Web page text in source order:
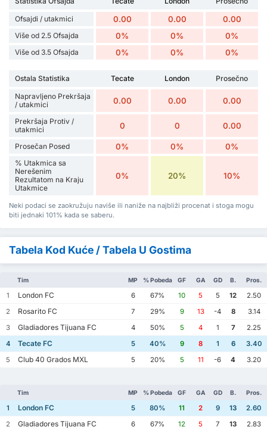
Ofsajdi / utakmici
0.00 0.00 0.00
Više od 2.5 Ofsajda 0% 0% 0%
Više od 3.5 Ofsajda 0% 0% 0%
Ostala Statistika Tecate London
Prosečno
Napravljeno Prekršaja
/ utakmici
0.00 0.00 0.00
Prekršaja Protiv /
utakmici
0 0 0.00
Prosečan Posed 0% 0% 0%
% Utakmica sa
Nerešenim
Rezultatom na Kraju
Utakmice
0% 20% 10%
Neki podaci se zaokružuju naviše ili naniže na najbliži procenat i stoga mogu
biti jednaki 101% kada se saberu.
Tabela Kod Kuće / Tabela U Gostima
Tim MP % Pobeda GF GA GD B. Pros.
1 London FC 6 67% 10 5 5 12
2.50
2
Rosarito FC 7 29% 9 13 -4 8
3.14
3
Gladiadores Tijuana FC 4 50% 5 4 1 7
2.25
4
Tecate FC 5 40% 9 8 1 6
3.40
5
Club 40 Grados MXL 5 20% 5 11 -6 4 3.20
Tim MP % Pobeda GF GA GD B. Pros.
1 London FC 5 80% 11 2 9 13
2.60
2
Gladiadores Tijuana FC 6 67% 12 5 7 13
2.83